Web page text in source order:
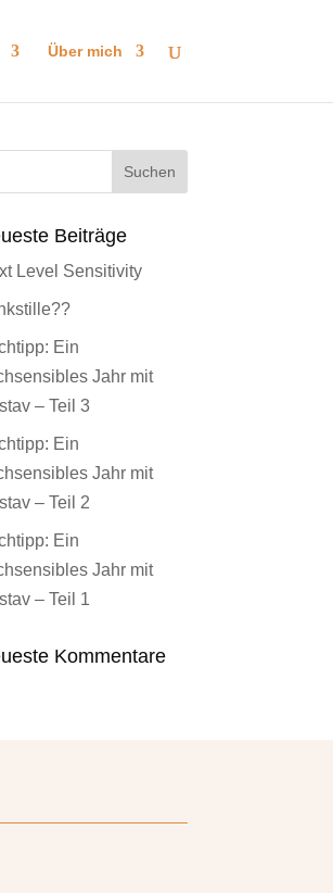
Über mich
Beiträge
Level Sensitivity
Ein
Jahr mit
– Teil 3
Ein
Jahr mit
– Teil 2
Ein
Jahr mit
– Teil 1
Kommentare